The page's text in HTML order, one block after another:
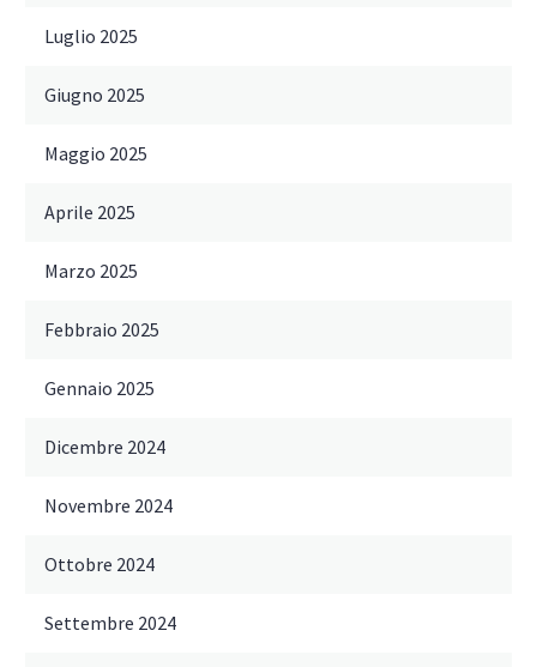
Luglio 2025
Giugno 2025
Maggio 2025
Aprile 2025
Marzo 2025
Febbraio 2025
Gennaio 2025
Dicembre 2024
Novembre 2024
Ottobre 2024
Settembre 2024